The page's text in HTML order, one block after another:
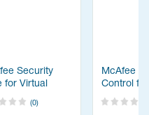
Security
for Virtual
(VDI)
(0)
McAfee
Control